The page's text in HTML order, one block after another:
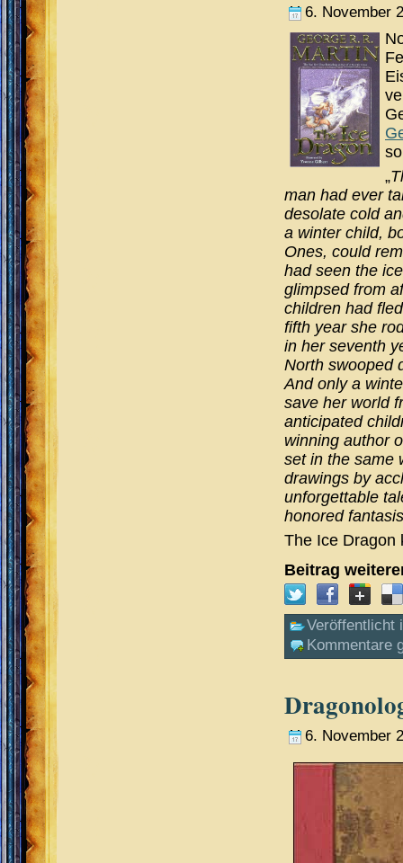
6. November
„
man had ever
desolate cold
a winter child,
Ones, could
had seen the
glimpsed from
children had
fifth year she
in her seventh
North swooped
And only a
save her world
anticipated
winning author
set in the same
drawings by
unforgettable
honored
The Ice Dragon
Beitrag
Veröffentlicht
Kommentare
6. November